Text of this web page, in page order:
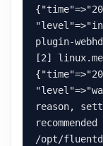
plugin-
[2]
reason,
/opt/